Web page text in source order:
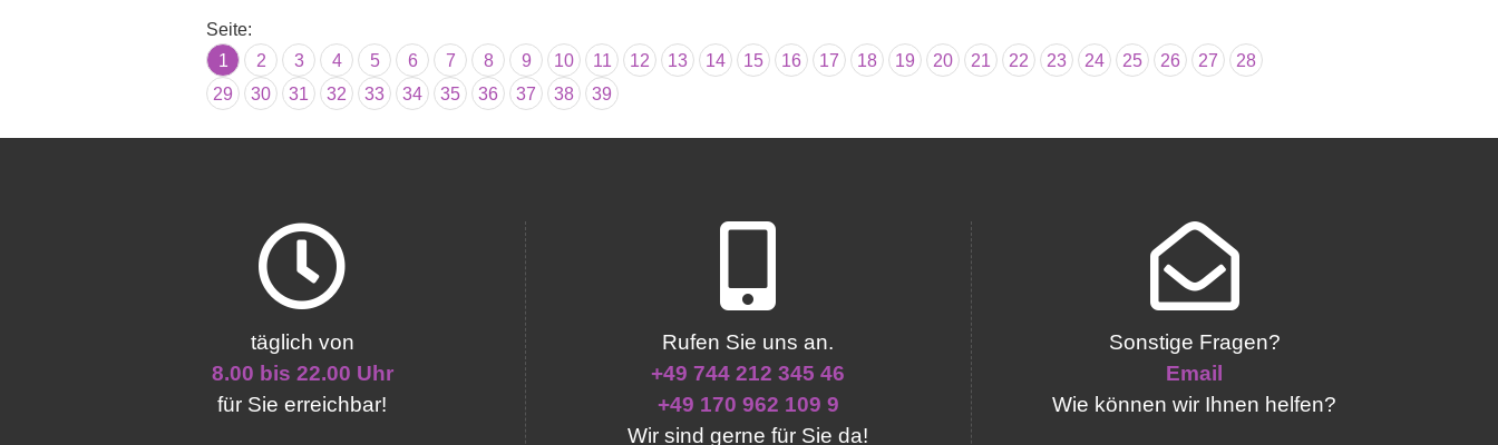
Seite:
1
2 3 4 5 6 7 8 9 10 11 12 13 14 15 16 17 18 19 20 21 22 23 24 25 26 27
28
29
30 31 32 33 34 35 36 37 38 39
täglich von
8.00 bis 22.00 Uhr
für Sie erreichbar!
Rufen Sie uns an.
+49 744 212 345 46
+49 170 962 109 9
Wir sind gerne für Sie da!
Sonstige Fragen?
Email
Wie können wir Ihnen helfen?